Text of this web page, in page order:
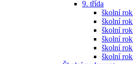
9. třída
školní rok
školní rok
školní rok
školní rok
školní rok
školní rok